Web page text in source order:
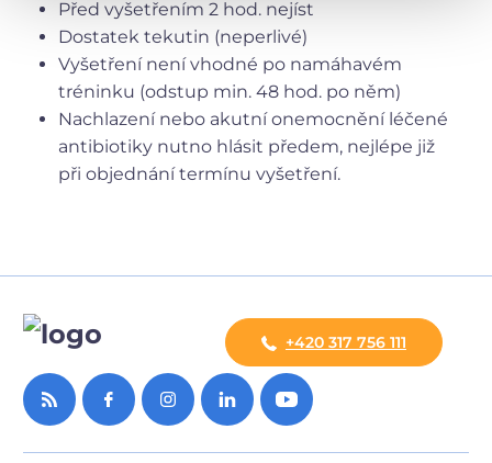
Před vyšetřením 2 hod. nejíst
Dostatek tekutin (neperlivé)
Vyšetření není vhodné po namáhavém
tréninku (odstup min. 48 hod. po něm)
Nachlazení nebo akutní onemocnění léčené
antibiotiky nutno hlásit předem, nejlépe již
při objednání termínu vyšetření.
+420 317 756 111